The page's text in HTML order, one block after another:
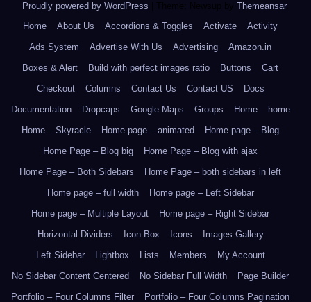
Proudly powered by WordPress Theme: Newsup by Themeansar.
Home
About Us Accordions & Toggles Activate
Activity
Ads System
Advertise With Us Advertising
Amazon.in
Boxes & Alert
Build with perfect images ratio Buttons
Cart
Checkout
Columns Contact Us Contact US
Docs
Documentation
Dropcaps Google Maps Groups Home
home
Home – Skyracle
Home page – animated
Home page – Blog
Home Page – Blog big
Home Page – Blog with ajax
Home Page – Both Sidebars
Home Page – both sidebars in left
Home page – full width
Home page – Left Sidebar
Home page – Multiple Layout
Home page – Right Sidebar
Horizontal Dividers
Icon Box Icons
Images Gallery
Left Sidebar
Lightbox Lists Members
My Account
No Sidebar Content Centered
No Sidebar Full Width
Page Builder
Portfolio – Four Columns Filter
Portfolio – Four Columns Pagination